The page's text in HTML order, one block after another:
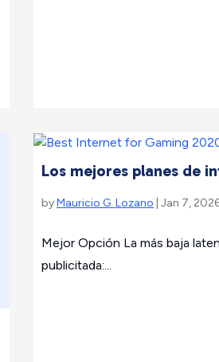
Los mejores planes de
byMauricio G. Lozano | Jan 7, 2026
Mejor Opción La más baja
publicitada:...